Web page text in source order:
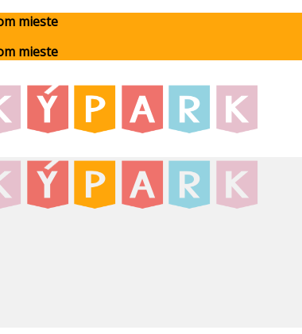
mieste
mieste